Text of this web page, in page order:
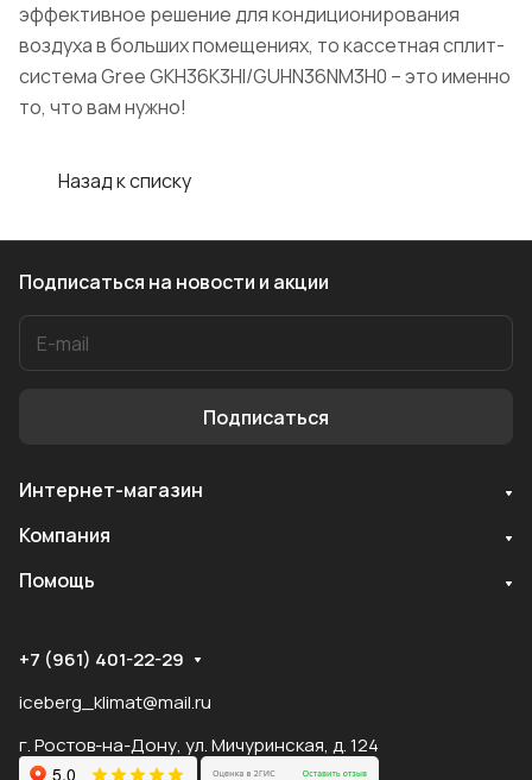
эффективное решение для кондиционирования
воздуха в больших помещениях, то кассетная сплит-
система Gree GKH36K3HI/GUHN36NM3H0 – это именно
то, что вам нужно!
Назад к списку
Подписаться на новости и акции
Подписаться
Интернет-магазин
Компания
Помощь
+7 (961) 401-22-29
iceberg_klimat@mail.ru
г. Ростов-на-Дону, ул. Мичуринская, д. 124